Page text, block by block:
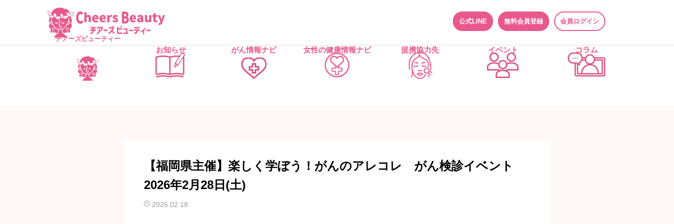
公式LINE 無料会員登録 会員ログイン
チアーズビューティー
お知らせ がん情報ナビ 女性の健康情報ナビ 提携協力先 イベント コラム
【福岡県主催】楽しく学ぼう！がんのアレコレ がん検診イベント
2026年2月28日(土)
2026.02.18